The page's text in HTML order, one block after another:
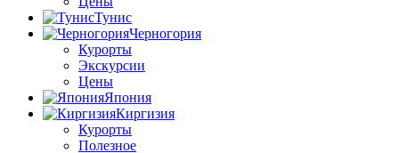
Тунис
Черногория
Курорты
Экскурсии
Цены
Япония
Киргизия
Курорты
Полезное